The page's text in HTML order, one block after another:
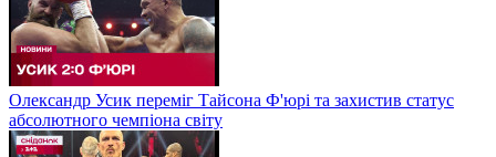
Олександр Усик переміг Тайсона Ф'юрі та захистив статус
абсолютного чемпіона світу